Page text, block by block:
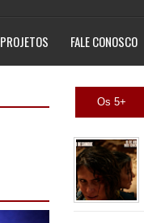
PROJETOS FALE CONOSCO
Os 5+